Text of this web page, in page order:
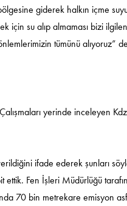
giderek halkın içme
için su alıp almaması bizi
tümünü alıyoruz”
yerinde inceleyen
ifade ederek şunları
Fen İşleri Müdürlüğü
70 bin metrekare emisyon